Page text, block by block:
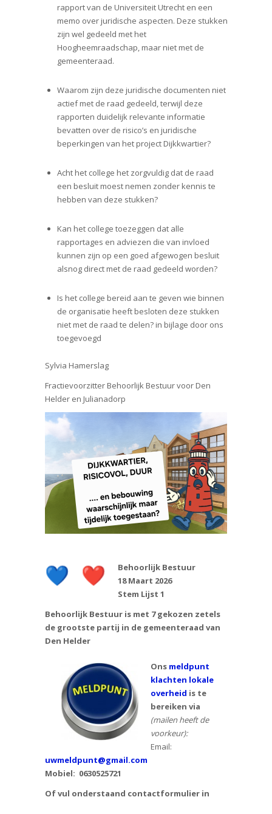
rapport van de Universiteit Utrecht en een
memo over juridische aspecten. Deze stukken
zijn wel gedeeld met het
Hoogheemraadschap, maar niet met de
gemeenteraad.
Waarom zijn deze juridische documenten niet
actief met de raad gedeeld, terwijl deze
rapporten duidelijk relevante informatie
bevatten over de risico’s en juridische
beperkingen van het project Dijkkwartier?
Acht het college het zorgvuldig dat de raad
een besluit moest nemen zonder kennis te
hebben van deze stukken?
Kan het college toezeggen dat alle
rapportages en adviezen die van invloed
kunnen zijn op een goed afgewogen besluit
alsnog direct met de raad gedeeld worden?
Is het college bereid aan te geven wie binnen
de organisatie heeft besloten deze stukken
niet met de raad te delen? in bijlage door ons
toegevoegd
Sylvia Hamerslag
Fractievoorzitter Behoorlijk Bestuur voor Den
Helder en Julianadorp
Behoorlijk Bestuur
18 Maart 2026
Stem Lijst 1
Behoorlijk Bestuur is met 7 gekozen zetels
de grootste partij in de gemeenteraad van
Den Helder
Ons meldpunt
klachten lokale
overheid is te
bereiken via
(mailen heeft de
voorkeur):
Email:
uwmeldpunt@gmail.com
Mobiel: 0630525721
Of vul onderstaand contactformulier in